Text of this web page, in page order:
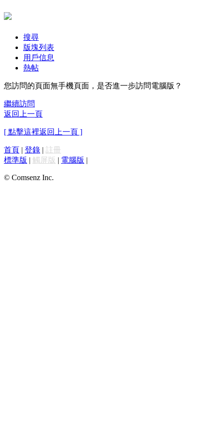
搜尋
版塊列表
用戶信息
熱帖
您訪問的頁面無手機頁面，是否進一步訪問電腦版？
繼續訪問
返回上一頁
[ 點擊這裡返回上一頁 ]
首頁 | 登錄 | 註冊
標準版 | 觸屏版 | 電腦版 |
© Comsenz Inc.